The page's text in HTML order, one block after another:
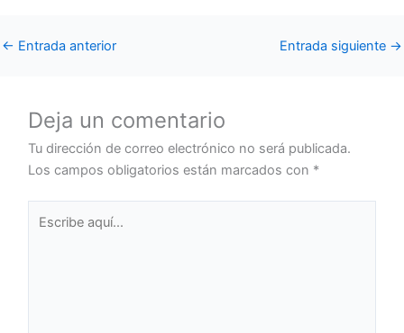
← Entrada anterior Entrada siguiente →
Deja un comentario
Tu dirección de correo electrónico no será publicada.
Los campos obligatorios están marcados con *
aquí...